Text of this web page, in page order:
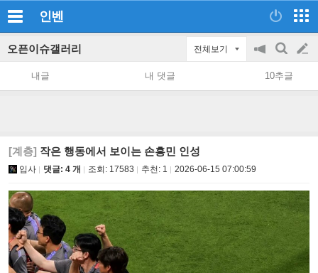
인벤
오픈이슈갤러리 전체보기
공
지
on/off
검
색
글
쓰
내글 내 댓글 10추글
[계층] 작은 행동에서 보이는 손흥민 인성
입사 댓글: 4 개 조회: 17583 추천: 1 2026-06-15 07:00:59